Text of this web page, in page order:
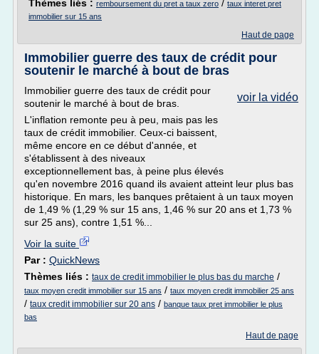
Thèmes liés : remboursement du pret a taux zero / taux interet pret
immobilier sur 15 ans
Haut de page
Immobilier guerre des taux de crédit pour
soutenir le marché à bout de bras
voir la vidéo
Immobilier guerre des taux de crédit pour
soutenir le marché à bout de bras.
L'inflation remonte peu à peu, mais pas les
taux de crédit immobilier. Ceux-ci baissent,
même encore en ce début d'année, et
s'établissent à des niveaux
exceptionnellement bas, à peine plus élevés
qu'en novembre 2016 quand ils avaient atteint leur plus bas
historique. En mars, les banques prêtaient à un taux moyen
de 1,49 % (1,29 % sur 15 ans, 1,46 % sur 20 ans et 1,73 %
sur 25 ans), contre 1,51 %...
Voir la suite
Par : QuickNews
Thèmes liés : taux de credit immobilier le plus bas du marche /
taux moyen credit immobilier sur 15 ans / taux moyen credit immobilier 25 ans
/ taux credit immobilier sur 20 ans / banque taux pret immobilier le plus
bas
Haut de page